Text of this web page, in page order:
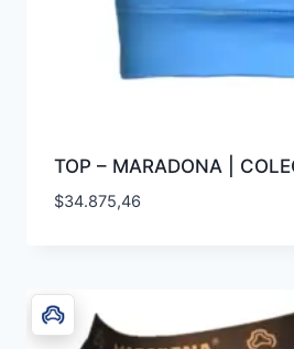
TOP – MARADONA |
$34.875,46